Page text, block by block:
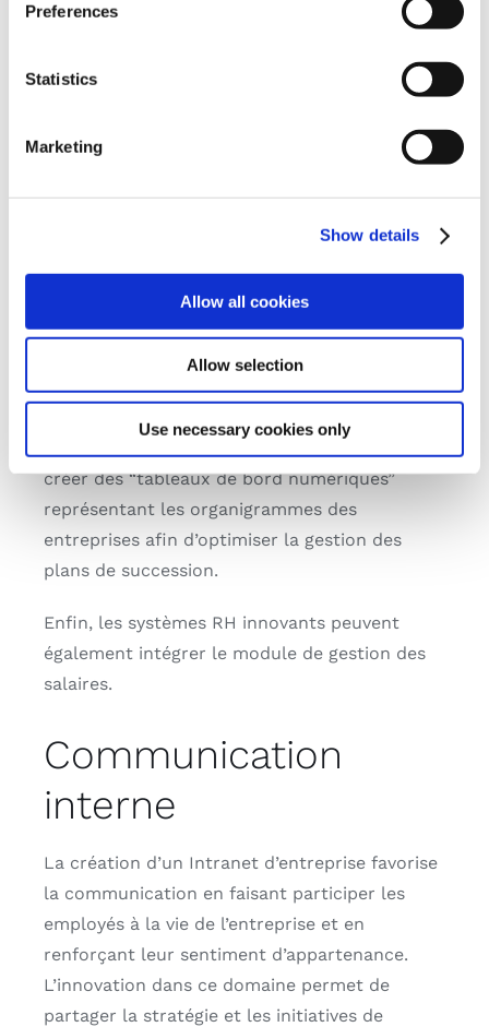
Preferences
Statistics
Marketing
Show details
Allow all cookies
Allow selection
Use necessary cookies only
L’inclusion, dans un système automatisé et en
l’entreprise définis pour les employés, des
évaluations des performances, des cours de
formation, facilite le suivi des performances de
chaque ressource et permet d’apporter en
De plus, en fin d’année, il est possible de
détecter automatiquement les promotions, les
augmentations de salaire, les nouvelles
formations, dans le but de favoriser
l’épanouissement de chacun.
créer des “tableaux de bord numériques”
représentant les organigrammes des
entreprises afin d’optimiser la gestion des
plans de succession.
Enfin, les systèmes RH innovants peuvent
également intégrer le module de gestion des
salaires.
Communication
interne
La création d’un Intranet d’entreprise favorise
la communication en faisant participer les
employés à la vie de l’entreprise et en
renforçant leur sentiment d’appartenance.
L’innovation dans ce domaine permet de
partager la stratégie et les initiatives de